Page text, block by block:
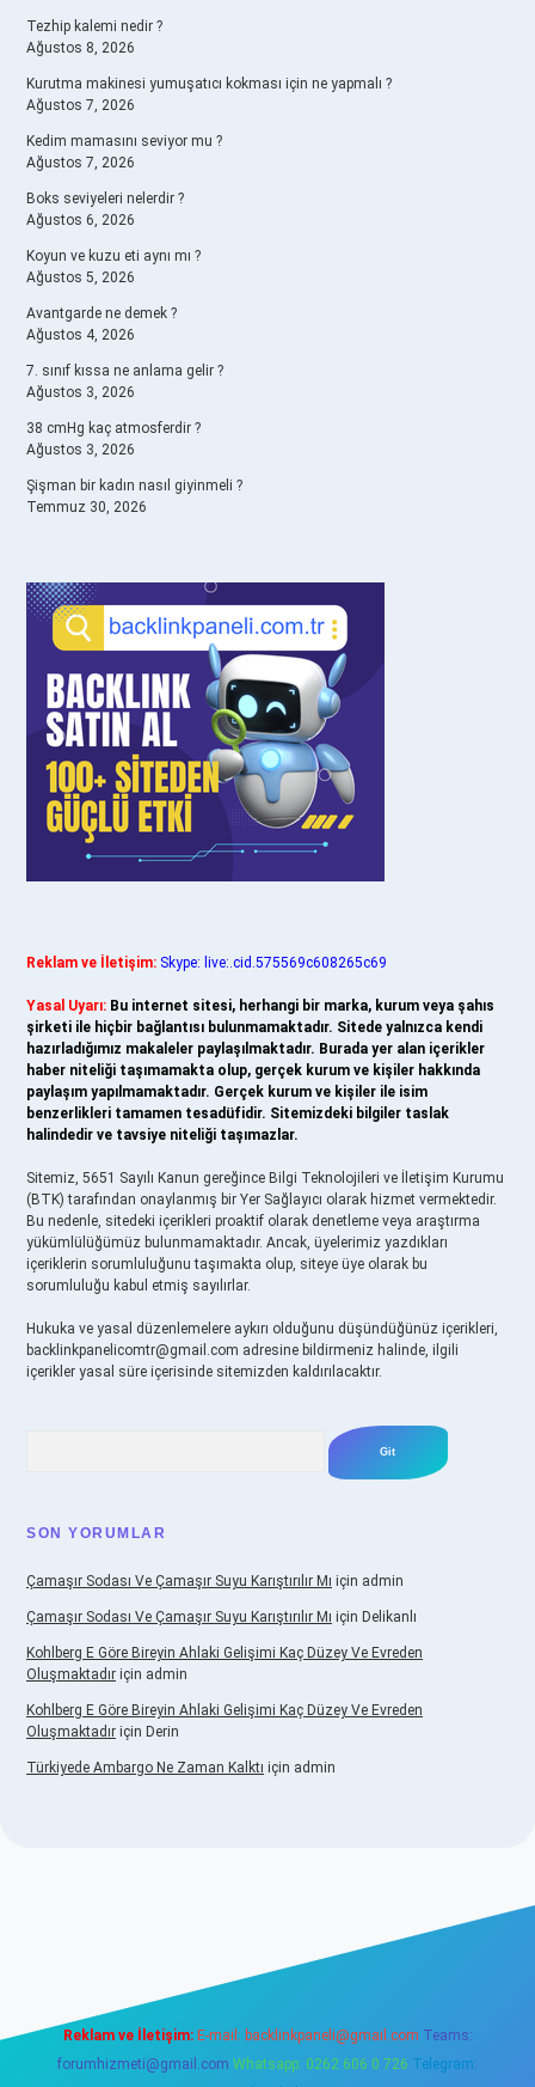
Tezhip kalemi nedir ?
Ağustos 8, 2026
Kurutma makinesi yumuşatıcı kokması için ne yapmalı ?
Ağustos 7, 2026
Kedim mamasını seviyor mu ?
Ağustos 7, 2026
Boks seviyeleri nelerdir ?
Ağustos 6, 2026
Koyun ve kuzu eti aynı mı ?
Ağustos 5, 2026
Avantgarde ne demek ?
Ağustos 4, 2026
7. sınıf kıssa ne anlama gelir ?
Ağustos 3, 2026
38 cmHg kaç atmosferdir ?
Ağustos 3, 2026
Şişman bir kadın nasıl giyinmeli ?
Temmuz 30, 2026
Reklam ve İletişim: Skype: live:.cid.575569c608265c69
Yasal Uyarı: Bu internet sitesi, herhangi bir marka, kurum veya şahıs
şirketi ile hiçbir bağlantısı bulunmamaktadır. Sitede yalnızca kendi
hazırladığımız makaleler paylaşılmaktadır. Burada yer alan içerikler
haber niteliği taşımamakta olup, gerçek kurum ve kişiler hakkında
paylaşım yapılmamaktadır. Gerçek kurum ve kişiler ile isim
benzerlikleri tamamen tesadüfidir. Sitemizdeki bilgiler taslak
halindedir ve tavsiye niteliği taşımazlar.
Sitemiz, 5651 Sayılı Kanun gereğince Bilgi Teknolojileri ve İletişim Kurumu
(BTK) tarafından onaylanmış bir Yer Sağlayıcı olarak hizmet vermektedir.
Bu nedenle, sitedeki içerikleri proaktif olarak denetleme veya araştırma
yükümlülüğümüz bulunmamaktadır. Ancak, üyelerimiz yazdıkları
içeriklerin sorumluluğunu taşımakta olup, siteye üye olarak bu
sorumluluğu kabul etmiş sayılırlar.
Hukuka ve yasal düzenlemelere aykırı olduğunu düşündüğünüz içerikleri,
backlinkpanelicomtr@gmail.com adresine bildirmeniz halinde, ilgili
içerikler yasal süre içerisinde sitemizden kaldırılacaktır.
SON YORUMLAR
Çamaşır Sodası Ve Çamaşır Suyu Karıştırılır Mı için admin
Çamaşır Sodası Ve Çamaşır Suyu Karıştırılır Mı için Delikanlı
Kohlberg E Göre Bireyin Ahlaki Gelişimi Kaç Düzey Ve Evreden
Oluşmaktadır için admin
Kohlberg E Göre Bireyin Ahlaki Gelişimi Kaç Düzey Ve Evreden
Oluşmaktadır için Derin
Türkiyede Ambargo Ne Zaman Kalktı için admin
Reklam ve İletişim: E-mail: backlinkpaneli@gmail.com Teams:
forumhizmeti@gmail.com Whatsapp: 0262 606 0 726 Telegram: